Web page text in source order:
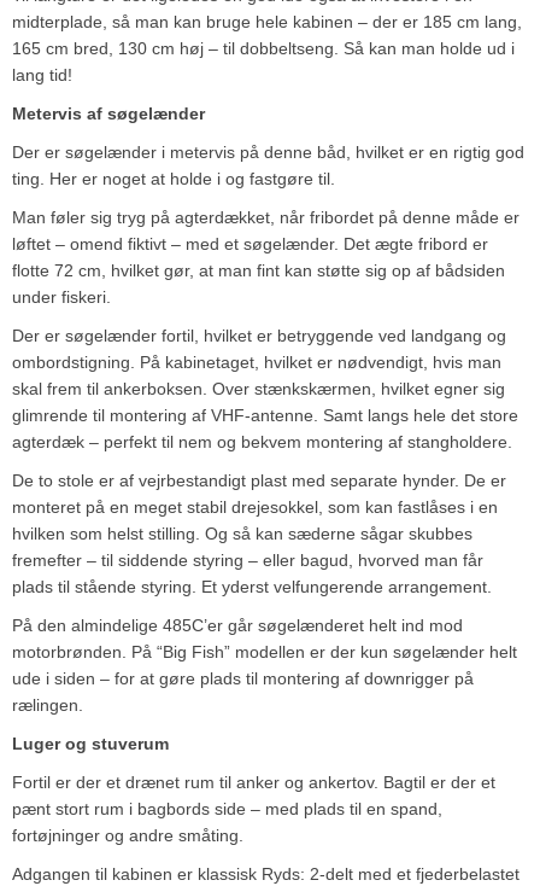
midterplade, så man kan bruge hele kabinen – der er 185 cm lang,
165 cm bred, 130 cm høj – til dobbeltseng. Så kan man holde ud i
lang tid!
Metervis af søgelænder
Der er søgelænder i metervis på denne båd, hvilket er en rigtig god
ting. Her er noget at holde i og fastgøre til.
Man føler sig tryg på agterdækket, når fribordet på denne måde er
løftet – omend fiktivt – med et søgelænder. Det ægte fribord er
flotte 72 cm, hvilket gør, at man fint kan støtte sig op af bådsiden
under fiskeri.
Der er søgelænder fortil, hvilket er betryggende ved landgang og
ombordstigning. På kabinetaget, hvilket er nødvendigt, hvis man
skal frem til ankerboksen. Over stænkskærmen, hvilket egner sig
glimrende til montering af VHF-antenne. Samt langs hele det store
agterdæk – perfekt til nem og bekvem montering af stangholdere.
De to stole er af vejrbestandigt plast med separate hynder. De er
monteret på en meget stabil drejesokkel, som kan fastlåses i en
hvilken som helst stilling. Og så kan sæderne sågar skubbes
fremefter – til siddende styring – eller bagud, hvorved man får
plads til stående styring. Et yderst velfungerende arrangement.
På den almindelige 485C’er går søgelænderet helt ind mod
motorbrønden. På “Big Fish” modellen er der kun søgelænder helt
ude i siden – for at gøre plads til montering af downrigger på
rælingen.
Luger og stuverum
Fortil er der et drænet rum til anker og ankertov. Bagtil er der et
pænt stort rum i bagbords side – med plads til en spand,
fortøjninger og andre småting.
Adgangen til kabinen er klassisk Ryds: 2-delt med et fjederbelastet